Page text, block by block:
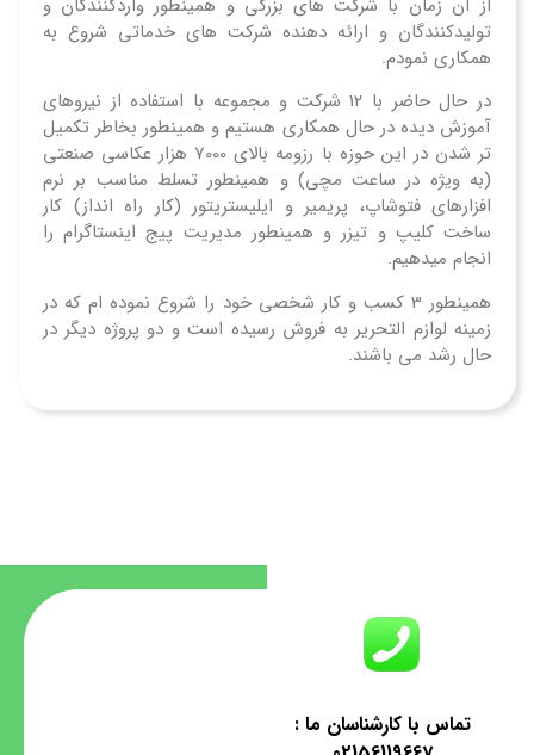
از آن زمان با شرکت های بزرگی و همینطور واردکنندگان و
تولیدکنندگان و ارائه دهنده شرکت های خدماتی شروع به
همکاری نمودم.
در حال حاضر با 12 شرکت و مجموعه با استفاده از نیروهای
آموزش دیده در حال همکاری هستیم و همینطور بخاطر تکمیل
تر شدن در این حوزه با رزومه بالای 7000 هزار عکاسی صنعتی
(به ویژه در ساعت مچی) و همینطور تسلط مناسب بر نرم
افزارهای فتوشاپ، پریمیر و ایلیستریتور (کار راه انداز) کار
ساخت کلیپ و تیزر و همینطور مدیریت پیج اینستاگرام را
انجام میدهیم.
همینطور 3 کسب و کار شخصی خود را شروع نموده ام که در
زمینه لوازم التحریر به فروش رسیده است و دو پروژه دیگر در
حال رشد می باشند.
تماس با کارشناسان ما :